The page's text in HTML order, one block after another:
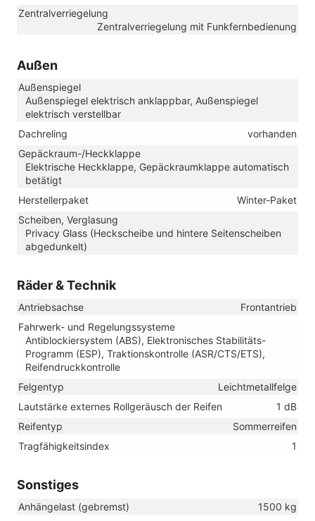
Zentralverriegelung
Zentralverriegelung mit Funkfernbedienung
Außen
Außenspiegel
Außenspiegel elektrisch anklappbar, Außenspiegel
elektrisch verstellbar
Dachreling
vorhanden
Gepäckraum-/Heckklappe
Elektrische Heckklappe, Gepäckraumklappe automatisch
betätigt
Herstellerpaket
Winter-Paket
Scheiben, Verglasung
Privacy Glass (Heckscheibe und hintere Seitenscheiben
abgedunkelt)
Räder & Technik
Antriebsachse
Frontantrieb
Fahrwerk- und Regelungssysteme
Antiblockiersystem (ABS), Elektronisches Stabilitäts-
Programm (ESP), Traktionskontrolle (ASR/CTS/ETS),
Reifendruckkontrolle
Felgentyp
Leichtmetallfelge
Lautstärke externes Rollgeräusch der Reifen
1 dB
Reifentyp
Sommerreifen
Tragfähigkeitsindex
1
Sonstiges
Anhängelast (gebremst)
1500 kg